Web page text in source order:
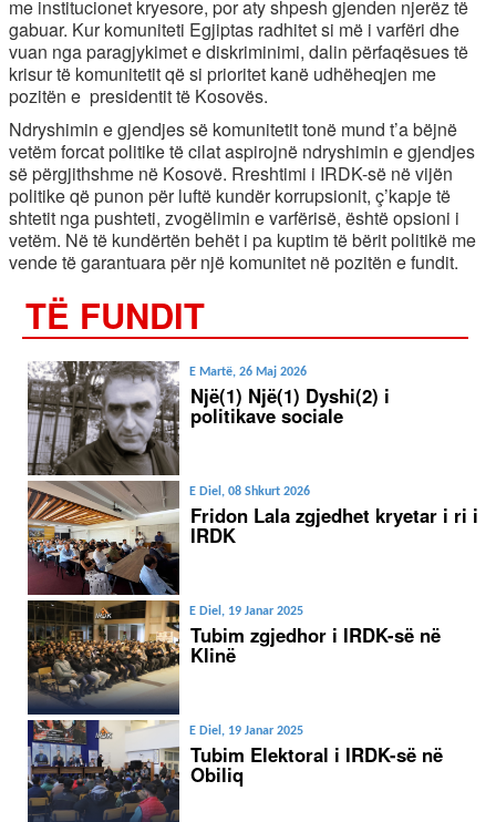
me institucionet kryesore, por aty shpesh gjenden njerëz të
gabuar. Kur komuniteti Egjiptas radhitet si më i varfëri dhe
vuan nga paragjykimet e diskriminimi, dalin përfaqësues të
krisur të komunitetit që si prioritet kanë udhëheqjen me
pozitën e presidentit të Kosovës.
Ndryshimin e gjendjes së komunitetit tonë mund t’a bëjnë
vetëm forcat politike të cilat aspirojnë ndryshimin e gjendjes
së përgjithshme në Kosovë. Rreshtimi i IRDK-së në vijën
politike që punon për luftë kundër korrupsionit, ç’kapje të
shtetit nga pushteti, zvogëlimin e varfërisë, është opsioni i
vetëm. Në të kundërtën behët i pa kuptim të bërit politikë me
vende të garantuara për një komunitet në pozitën e fundit.
TË FUNDIT
E Martë, 26 Maj 2026
Një(1) Një(1) Dyshi(2) i
politikave sociale
E Diel, 08 Shkurt 2026
Fridon Lala zgjedhet kryetar i ri i
IRDK
E Diel, 19 Janar 2025
Tubim zgjedhor i IRDK-së në
Klinë
E Diel, 19 Janar 2025
Tubim Elektoral i IRDK-së në
Obiliq